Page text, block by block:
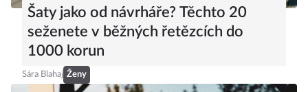
Šaty jako od návrháře? Těchto 20
seženete v běžných řetězcích do
1000 korun
Sára Blahaj Ženy